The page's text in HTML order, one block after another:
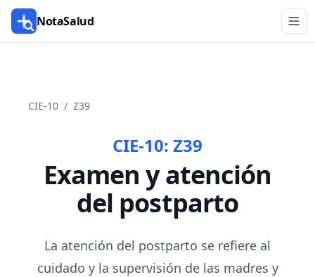
NotaSalud
CIE-10 / Z39
CIE-10: Z39
Examen y atención
del postparto
La atención del postparto se refiere al
cuidado y la supervisión de las madres y